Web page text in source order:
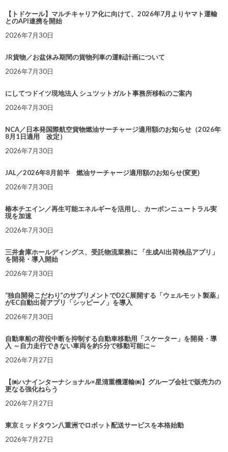
【トドケール】マルチキャリア化に向けて、2026年7月よりヤマト運輸
とのAPI連携を開始
2026年7月30日
JR貨物／お盆休み期間の貨物列車の運転計画について
2026年7月30日
にしてつドイツ現地法人 シュツットガルト事務所移転のご案内
2026年7月30日
NCA／日本発国際航空貨物燃油サーチャージ適用額のお知らせ（2026年
8月1日適用 改定）
2026年7月30日
JAL／2026年8月前半 燃油サーチャージ適用額のお知らせ(変更)
2026年7月30日
椿本チエイン／再生可能エネルギーを活用し、カーボンニュートラル実
現を加速
2026年7月30日
三井倉庫ホールディングス、受託物流業務に 「生成AI出荷検品アプリ」
を開発・導入開始
2026年7月30日
“独自開発こだわり”のサプリメントでD2C展開する「ウェルモット製薬」
がEC自動出荷アプリ「シッピーノ」を導入
2026年7月30日
自動車船の荷役中断を抑制する自動車移動用「スケーター」を開発・導
入 ～自力走行できない車両を約5分で移動可能に～
2026年7月27日
【㈱ハナインターナショナル×星清重機運輸㈱】グループ会社で販売力の
更なる強化ねらう
2026年7月27日
東京ミッドタウン八重洲でロボット配送サービスを本格始動
2026年7月27日